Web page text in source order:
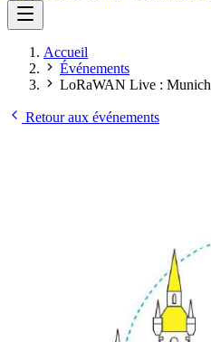
Accueil
Événements
LoRaWAN Live : Munich
Retour aux événements